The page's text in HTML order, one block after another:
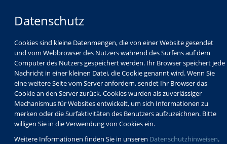
Datenschutz
Cookies sind kleine Datenmengen, die von einer Website gesendet
und vom Webbrowser des Nutzers während des Surfens auf dem
Computer des Nutzers gespeichert werden. Ihr Browser speichert jede
Nachricht in einer kleinen Datei, die Cookie genannt wird. Wenn Sie
eine weitere Seite vom Server anfordern, sendet Ihr Browser das
Cookie an den Server zurück. Cookies wurden als zuverlässiger
Mechanismus für Websites entwickelt, um sich Informationen zu
merken oder die Surfaktivitäten des Benutzers aufzuzeichnen. Bitte
willigen Sie in die Verwendung von Cookies ein.
Weitere Informationen finden Sie in unseren Datenschutzhinweisen.